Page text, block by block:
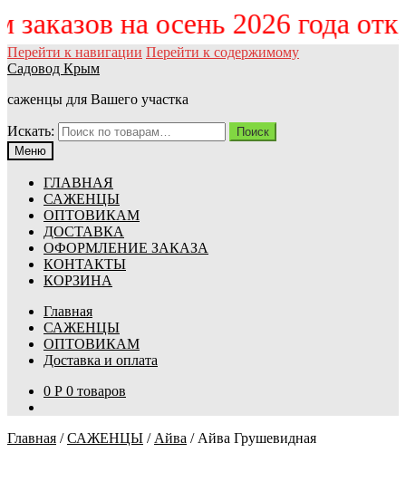
заказов на осень 2026 года
Перейти к навигации Перейти к содержимому
Садовод Крым
саженцы для Вашего участка
Искать:
Поиск
Меню
ГЛАВНАЯ
САЖЕНЦЫ
ОПТОВИКАМ
ДОСТАВКА
ОФОРМЛЕНИЕ ЗАКАЗА
КОНТАКТЫ
КОРЗИНА
Главная
САЖЕНЦЫ
ОПТОВИКАМ
Доставка и оплата
0 Р 0 товаров
Главная /САЖЕНЦЫ / Айва / Айва Грушевидная